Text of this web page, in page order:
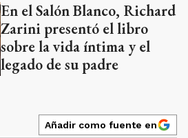
En el Salón Blanco, Richard
Zarini presentó el libro
sobre la vida íntima y el
legado de su padre
Añadir como fuente en